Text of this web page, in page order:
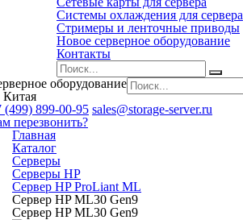
Системы охлаждения для сервера
Стримеры и ленточные приводы
Новое серверное оборудование
Контакты
оборудование
Китая
(499) 899-00-95 sales@storage-server.ru
перезвонить?
Главная
Каталог
Серверы
Серверы HP
Сервер HP ProLiant ML
Сервер HP ML30 Gen9
Сервер HP ML30 Gen9